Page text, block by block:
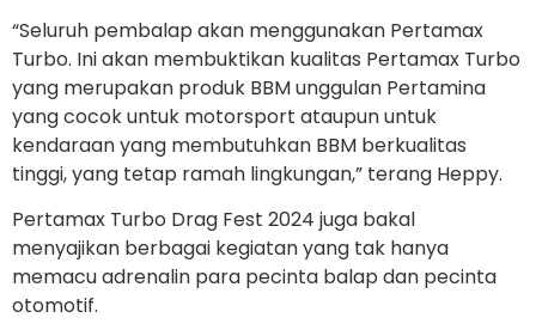
“Seluruh pembalap akan menggunakan Pertamax
Turbo. Ini akan membuktikan kualitas Pertamax Turbo
yang merupakan produk BBM unggulan Pertamina
yang cocok untuk motorsport ataupun untuk
kendaraan yang membutuhkan BBM berkualitas
tinggi, yang tetap ramah lingkungan,” terang Heppy.
Pertamax Turbo Drag Fest 2024 juga bakal
menyajikan berbagai kegiatan yang tak hanya
memacu adrenalin para pecinta balap dan pecinta
otomotif.